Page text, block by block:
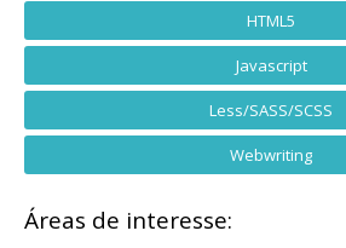
HTML5
Javascript
Less/SASS/SCSS
Webwriting
Áreas de interesse: